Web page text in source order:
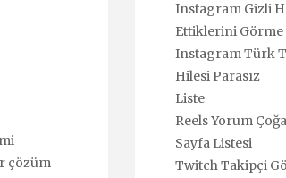
çözüm
Instagram Gizli
Ettiklerini Görme
Instagram Türk
Hilesi Parasız
Liste
Reels Yorum
Sayfa Listesi
Twitch Takipçi